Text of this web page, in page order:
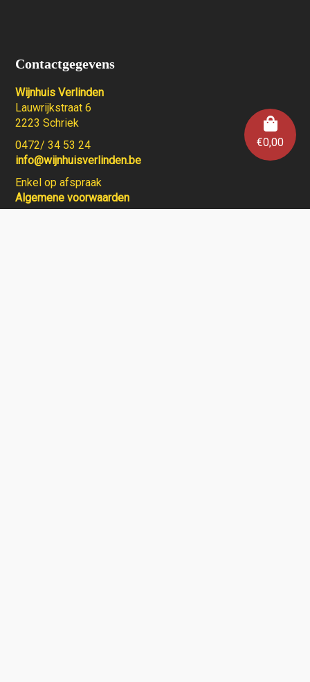
€0,00
Contactgegevens
Wijnhuis Verlinden
Lauwrijkstraat 6
2223 Schriek
0472/ 34 53 24
info@wijnhuisverlinden.be
Enkel op afspraak
Algemene voorwaarden